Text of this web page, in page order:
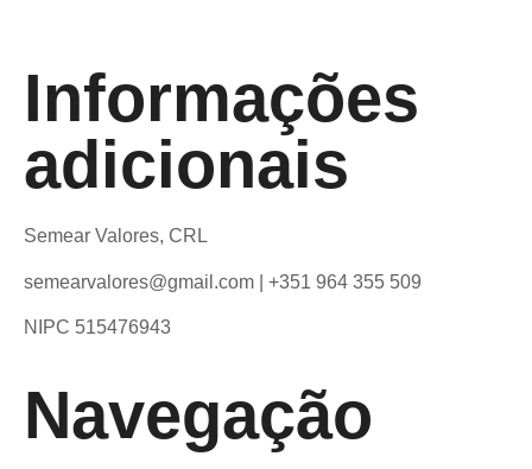
Informações
adicionais
Semear Valores, CRL
semearvalores@gmail.com | +351 964 355 509
NIPC 515476943
Navegação